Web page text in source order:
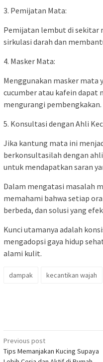
3. Pemijatan Mata:
Pemijatan lembut di sekitar
sirkulasi darah dan
4. Masker Mata:
Menggunakan masker mata
cucumber atau kafein dapat
mengurangi pembengkakan.
5. Konsultasi dengan Ahli
Jika kantung mata ini
berkonsultasilah dengan
untuk mendapatkan saran
Dalam mengatasi masalah
memahami bahwa setiap
berbeda, dan solusi yang
Kunci utamanya adalah
mengadopsi gaya hidup
alami kulit.
dampak kecantikan wajah
Post
navigation
Previous post
Tips Memanjakan Kucing Supaya